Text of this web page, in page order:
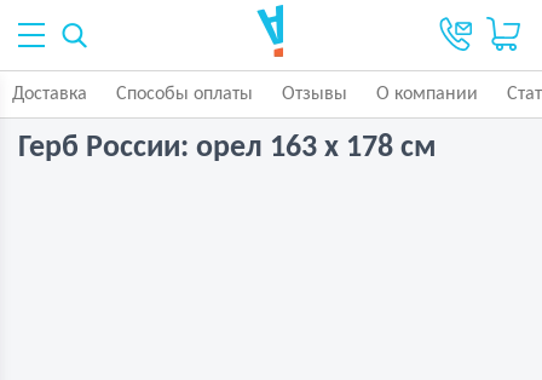
Доставка Способы оплаты Отзывы О компании
Герб России: орел 163 х 178 см